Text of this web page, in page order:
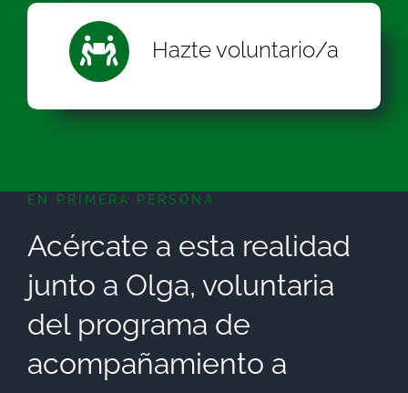
Hazte voluntario/a
EN PRIMERA PERSONA
Acércate a esta realidad
junto a Olga, voluntaria
del programa de
acompañamiento a